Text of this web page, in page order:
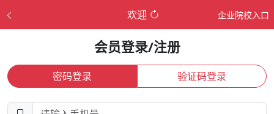
欢迎 企业院校入口
会员登录/注册
密码登录 验证码登录